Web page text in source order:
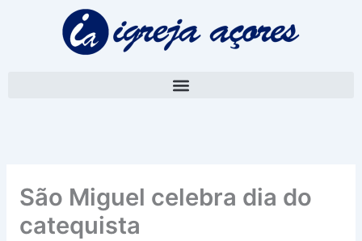
São Miguel celebra dia do
catequista